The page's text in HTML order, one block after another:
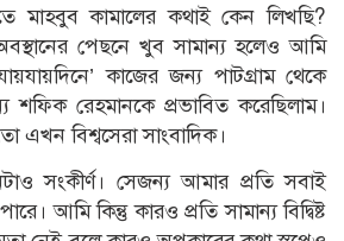
কামালের কথাই কেন লিখছি?
পেছনে খুব সামান্য হলেও আমি
কাজের জন্য পাটগ্রাম থেকে
শফিক রেহমানকে প্রভাবিত করেছিলাম।
এখন বিশ্বসেরা সাংবাদিক।
সংকীর্ণ। সেজন্য আমার প্রতি সবাই
আমি কিন্তু কারও প্রতি সামান্য বিদ্বিষ্ট